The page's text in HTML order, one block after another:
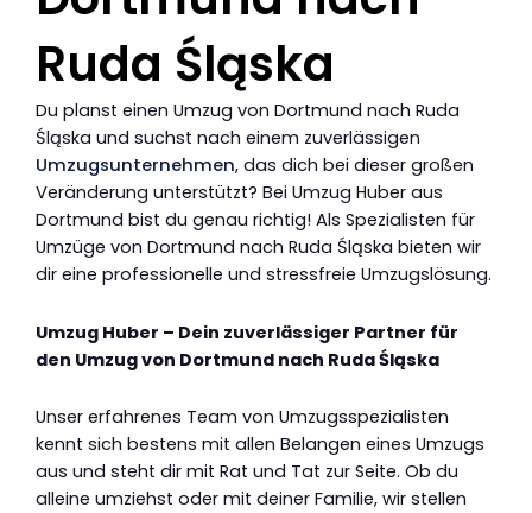
Ruda Śląska
Du planst einen Umzug von Dortmund nach Ruda
Śląska und suchst nach einem zuverlässigen
Umzugsunternehmen, das dich bei dieser großen
Veränderung unterstützt? Bei Umzug Huber aus
Dortmund bist du genau richtig! Als Spezialisten für
Umzüge von Dortmund nach Ruda Śląska bieten wir
dir eine professionelle und stressfreie Umzugslösung.
Umzug Huber – Dein zuverlässiger Partner für
den Umzug von Dortmund nach Ruda Śląska
Unser erfahrenes Team von Umzugsspezialisten
kennt sich bestens mit allen Belangen eines Umzugs
aus und steht dir mit Rat und Tat zur Seite. Ob du
alleine umziehst oder mit deiner Familie, wir stellen